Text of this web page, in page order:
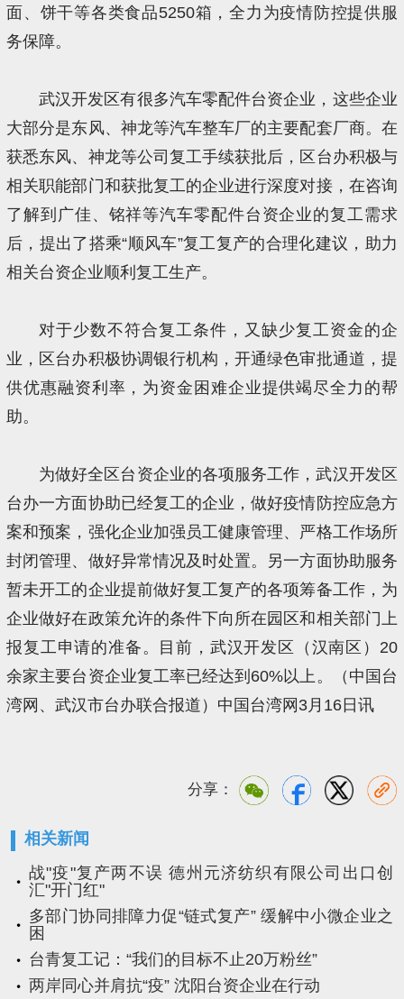
面、饼干等各类食品5250箱，全力为疫情防控提供服
务保障。
武汉开发区有很多汽车零配件台资企业，这些企业
大部分是东风、神龙等汽车整车厂的主要配套厂商。在
获悉东风、神龙等公司复工手续获批后，区台办积极与
相关职能部门和获批复工的企业进行深度对接，在咨询
了解到广佳、铭祥等汽车零配件台资企业的复工需求
后，提出了搭乘“顺风车”复工复产的合理化建议，助力
相关台资企业顺利复工生产。
对于少数不符合复工条件，又缺少复工资金的企
业，区台办积极协调银行机构，开通绿色审批通道，提
供优惠融资利率，为资金困难企业提供竭尽全力的帮
助。
为做好全区台资企业的各项服务工作，武汉开发区
台办一方面协助已经复工的企业，做好疫情防控应急方
案和预案，强化企业加强员工健康管理、严格工作场所
封闭管理、做好异常情况及时处置。另一方面协助服务
暂未开工的企业提前做好复工复产的各项筹备工作，为
企业做好在政策允许的条件下向所在园区和相关部门上
报复工申请的准备。目前，武汉开发区（汉南区）20
余家主要台资企业复工率已经达到60%以上。（中国台
湾网、武汉市台办联合报道）中国台湾网3月16日讯
分享：
相关新闻
战"疫"复产两不误 德州元济纺织有限公司出口创
汇"开门红"
多部门协同排障力促“链式复产” 缓解中小微企业之
困
台青复工记：“我们的目标不止20万粉丝”
两岸同心并肩抗“疫” 沈阳台资企业在行动